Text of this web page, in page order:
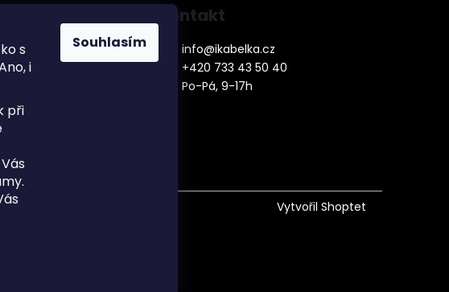
s
i
při
Souhlasím
zboží ve 30 denní
Kontakt
info@ikabelka.cz
+420 733 43 50 40
Po-Pá, 9-17h
Vytvořil Shoptet